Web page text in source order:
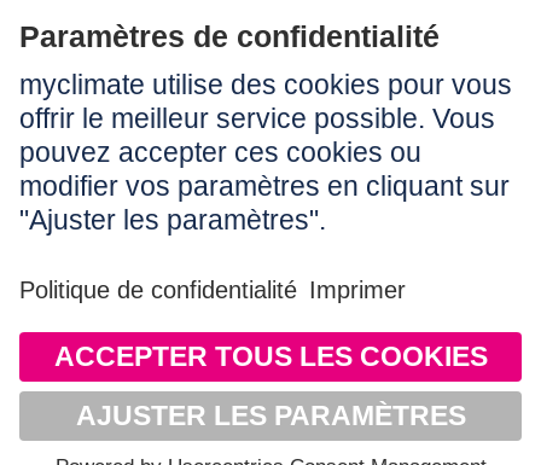
Impressum
Conditions d’utilisation
CGV
Protection des données